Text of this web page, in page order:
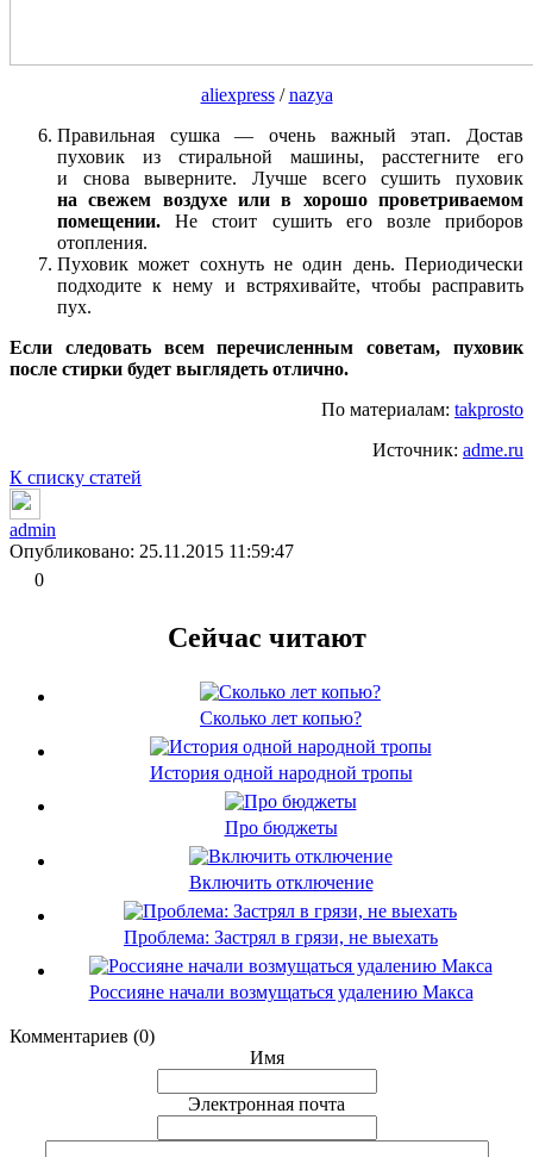
aliexpress/nazya
Правильная сушка — очень важный этап. Достав
пуховик из стиральной машины, расстегните его
и снова выверните. Лучше всего сушить пуховик
на свежем воздухе или в хорошо проветриваемом
помещении. Не стоит сушить его возле приборов
отопления.
Пуховик может сохнуть не один день. Периодически
подходите к нему и встряхивайте, чтобы расправить
пух.
Если следовать всем перечисленным советам, пуховик
после стирки будет выглядеть отлично.
По материалам: takprosto
Источник: adme.ru
К списку статей
admin
Опубликовано: 25.11.2015 11:59:47
0
Сейчас читают
Сколько лет копью?
История одной народной тропы
Про бюджеты
Включить отключение
Проблема: Застрял в грязи, не выехать
Россияне начали возмущаться удалению Макса
Комментариев (0)
Имя
Электронная почта